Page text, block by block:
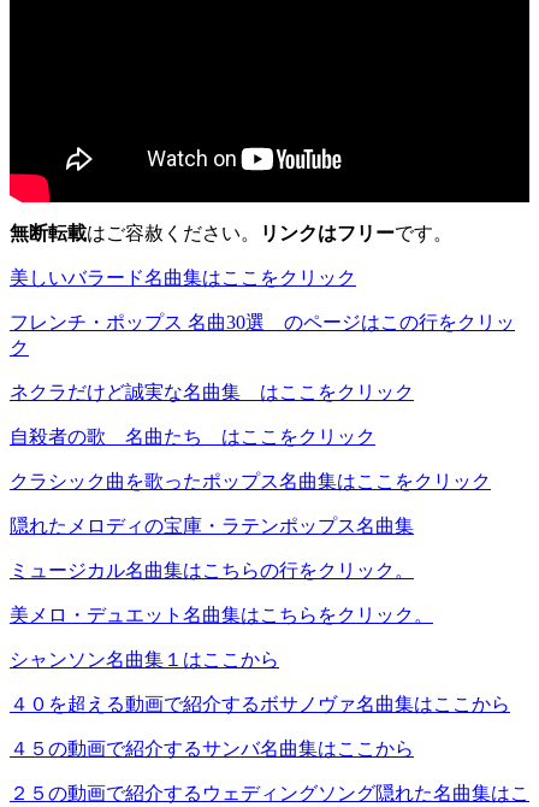
無断転載はご容赦ください。 リンクはフリーです。
美しいバラード名曲集はここをクリック
フレンチ・ポップス 名曲30選 のページはこの行をクリッ
ク
ネクラだけど誠実な名曲集 はここをクリック
自殺者の歌 名曲たち はここをクリック
クラシック曲を歌ったポップス名曲集はここをクリック
隠れたメロディの宝庫・ラテンポップス名曲集
ミュージカル名曲集はこちらの行をクリック。
美メロ・デュエット名曲集はこちらをクリック。
シャンソン名曲集１はここから
４０を超える動画で紹介するボサノヴァ名曲集はここから
４５の動画で紹介するサンバ名曲集はここから
２５の動画で紹介するウェディングソング隠れた名曲集はこ